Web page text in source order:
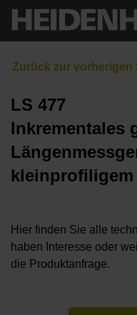
LS 477
Inkrementales
kleinprofiligem
Hier finden Sie alle
haben Interesse oder
die Produktanfrage.